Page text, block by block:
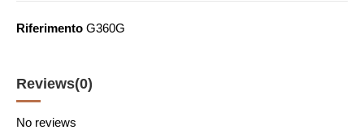
Riferimento G360G
Reviews(0)
No reviews